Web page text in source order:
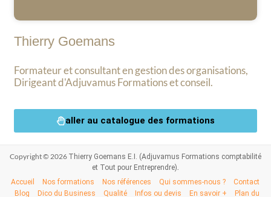
Thierry Goemans
Formateur et consultant en gestion des organisations,
Dirigeant d'Adjuvamus Formations et conseil.
aller au catalogue des formations
Copyright © 2026 Thierry Goemans E.I. (Adjuvamus Formations comptabilité
et Tout pour Entreprendre)
Accueil Nos formations Nos références Qui sommes-nous ?
Contact
Blog
Dico du Business Qualité Infos ou devis En savoir + Plan du